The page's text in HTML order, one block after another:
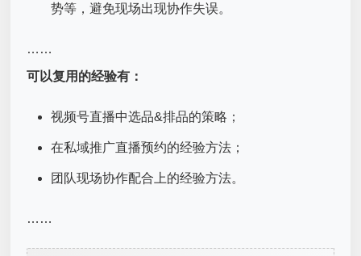
势等，避免现场出现协作失误。
……
可以复用的经验有：
视频号直播中选品&排品的策略；
在私域推广直播预约的经验方法；
团队现场协作配合上的经验方法。
……